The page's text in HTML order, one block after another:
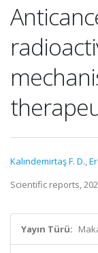
Kalındemirtaş F. D.,
Scientific reports,
Yayın Türü: